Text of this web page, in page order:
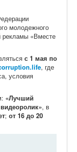
молодежного
рекламы «Вместе
с 1 мая по
, где
условия
«Лучший
, в
; от 16 до 20